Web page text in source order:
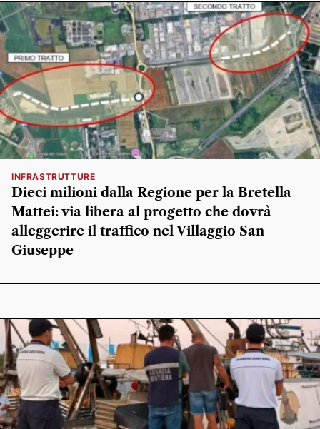
INFRASTRUTTURE
Dieci milioni dalla Regione per la Bretella
Mattei: via libera al progetto che dovrà
alleggerire il traffico nel Villaggio San
Giuseppe